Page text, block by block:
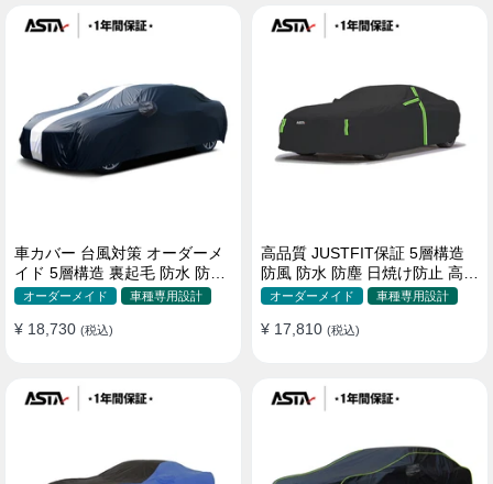
車カバー 台風対策 オーダーメ
イド 5層構造 裏起毛 防水 防雨
軽/普自動車 SUV対応 おすすめ
オーダーメイド 車種専用設計
¥ 18,730 (税込)
高品質 JUSTFIT保証 5層構造
防風 防水 防塵 日焼け防止 高級
ボディカバー
オーダーメイド 車種専用設計
¥ 17,810 (税込)